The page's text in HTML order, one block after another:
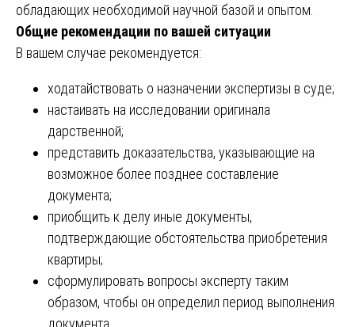
обладающих необходимой научной базой и опытом.
Общие рекомендации по вашей ситуации
В вашем случае рекомендуется:
ходатайствовать о назначении экспертизы в суде;
настаивать на исследовании оригинала
дарственной;
представить доказательства, указывающие на
возможное более позднее составление
документа;
приобщить к делу иные документы,
подтверждающие обстоятельства приобретения
квартиры;
сформулировать вопросы эксперту таким
образом, чтобы он определил период выполнения
документа.